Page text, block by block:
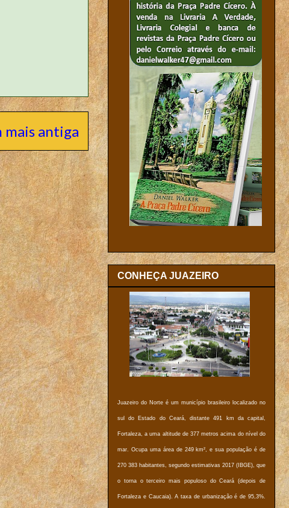
mais antiga
CONHEÇA JUAZEIRO
Juazeiro do Norte é um município brasileiro localizado no
sul do Estado do Ceará, distante 491 km da capital,
Fortaleza, a uma altitude de 377 metros acima do nível do
mar. Ocupa uma área de 249 km², e sua população é de
270 383 habitantes, segundo estimativas 2017 (IBGE), que
o torna o terceiro mais populoso do Ceará (depois de
Fortaleza e Caucaia). A taxa de urbanização é de 95,3%.